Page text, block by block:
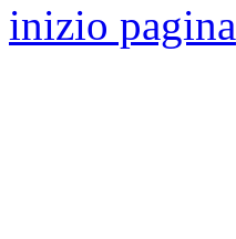
inizio pagina